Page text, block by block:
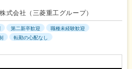
式会社（三菱重工グループ）
第二新卒歓迎
職種未経験歓迎
転勤の心配なし